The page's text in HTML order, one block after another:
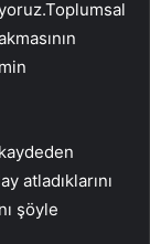
atladıklarını
şöyle